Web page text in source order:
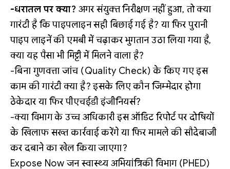
-धरातल पर क्या? अगर संयुक्त निरीक्षण नहीं हुआ, तो क्या
गारंटी है कि पाइपलाइन सही बिछाई गई है? या फिर पुरानी
पाइप लाइनें की एमबी में चढ़ाकर भुगतान उठा लिया गया है,
क्या यह पैसा भी मिट्टी में मिलने वाला है?
-बिना गुणवत्ता जांच (Quality Check) के किए गए इस
काम की गारंटी क्या है? इसके लिए कौन जिम्मेदार होगा
ठेकेदार या फिर पीएचईडी इंजीनियर्स?
-क्या विभाग के उच्च अधिकारी इस ऑडिट रिपोर्ट पर दोषियों
के खिलाफ सख्त कार्रवाई करेंगे या फिर मामले की सौदेबाजी
कर दबाने का खेल किया जाएगा?
Expose Now जन स्वास्थ्य अभियांत्रिकी विभाग (PHED)